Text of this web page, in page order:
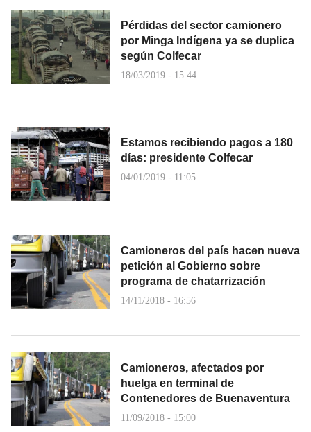
Pérdidas del sector camionero
por Minga Indígena ya se duplica
según Colfecar
18/03/2019 - 15:44
Estamos recibiendo pagos a 180
días: presidente Colfecar
04/01/2019 - 11:05
Camioneros del país hacen nueva
petición al Gobierno sobre
programa de chatarrización
14/11/2018 - 16:56
Camioneros, afectados por
huelga en terminal de
Contenedores de Buenaventura
11/09/2018 - 15:00